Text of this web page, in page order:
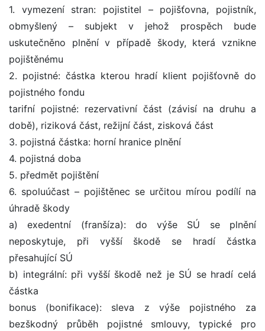
1. vymezení stran: pojistitel – pojišťovna, pojistník,
obmyšlený – subjekt v jehož prospěch bude
uskutečněno plnění v případě škody, která vznikne
pojištěnému
2. pojistné: částka kterou hradí klient pojišťovně do
pojistného fondu
tarifní pojistné: rezervativní část (závisí na druhu a
době), riziková část, režijní část, zisková část
3. pojistná částka: horní hranice plnění
4. pojistná doba
5. předmět pojištění
6. spoluúčast – pojištěnec se určitou mírou podílí na
úhradě škody
a) exedentní (franšíza): do výše SÚ se plnění
neposkytuje, při vyšší škodě se hradí částka
přesahující SÚ
b) integrální: při vyšší škodě než je SÚ se hradí celá
částka
bonus (bonifikace): sleva z výše pojistného za
bezškodný průběh pojistné smlouvy, typické pro